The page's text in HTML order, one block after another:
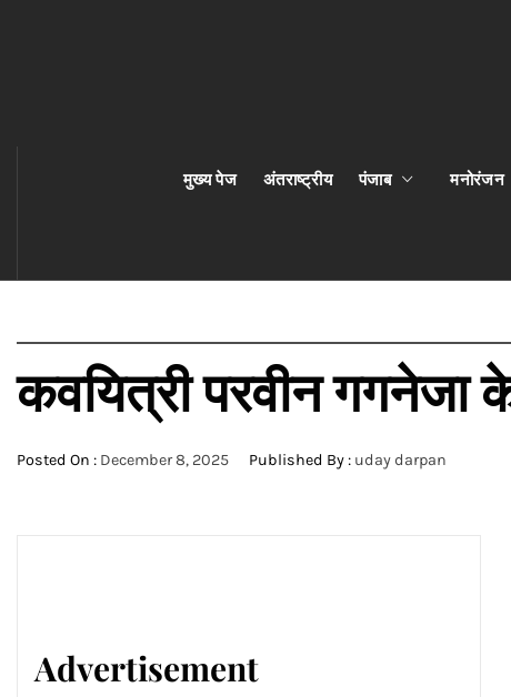
मुख्य पेज अंतराष्ट्रीय पंजाब मनोरंजन
कवयित्री परवीन गगनेजा
Posted On : December 8, 2025 Published By : uday darpan
Advertisement